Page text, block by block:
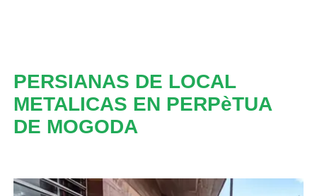
PERSIANAS DE LOCAL
METALICAS EN PERPèTUA
DE MOGODA